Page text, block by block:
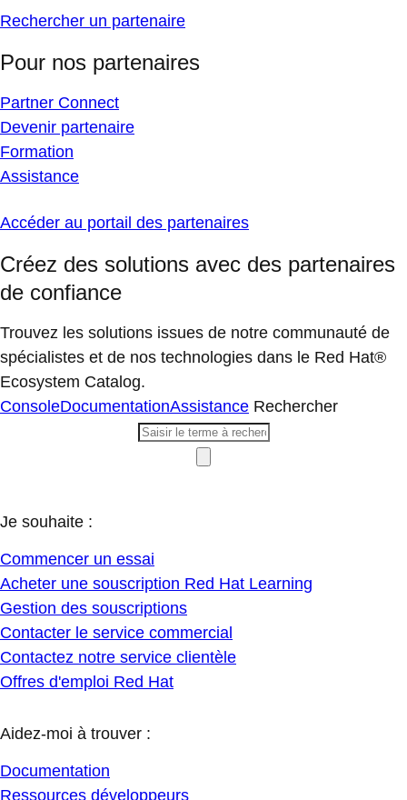
Rechercher un partenaire
Pour nos partenaires
Partner Connect
Devenir partenaire
Formation
Assistance
Accéder au portail des partenaires
Créez des solutions avec des partenaires
de confiance
Trouvez les solutions issues de notre communauté de
spécialistes et de nos technologies dans le Red Hat®
Ecosystem Catalog.
ConsoleDocumentationAssistance Rechercher
Je souhaite :
Commencer un essai
Acheter une souscription Red Hat Learning
Gestion des souscriptions
Contacter le service commercial
Contactez notre service clientèle
Offres d'emploi Red Hat
Aidez-moi à trouver :
Documentation
Ressources développeurs